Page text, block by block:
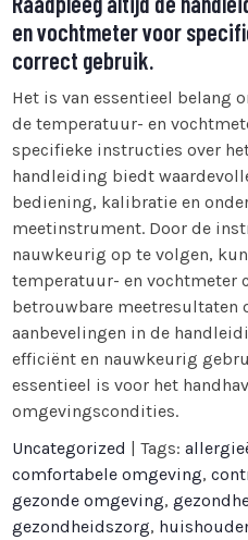
en vochtmeter voor
correct gebruik.
Het is van essentieel belang
de temperatuur- en
specifieke instructies over
handleiding biedt
bediening, kalibratie en
meetinstrument. Door de
nauwkeurig op te volgen,
temperatuur- en vochtmeter
betrouwbare meetresultaten
aanbevelingen in de
efficiënt en nauwkeurig
essentieel is voor het
omgevingscondities.
Uncategorized | Tags:
comfortabele omgeving,
gezonde omgeving,
gezondheidszorg,